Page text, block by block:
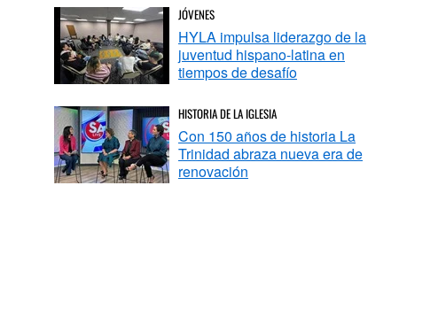
JÓVENES
HYLA impulsa liderazgo de la
juventud hispano-latina en
tiempos de desafío
HISTORIA DE LA IGLESIA
Con 150 años de historia La
Trinidad abraza nueva era de
renovación